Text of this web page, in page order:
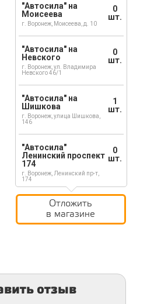
"Автосила" на
Моисеева
г. Воронеж, Моисеева, д. 10
0
шт.
"Автосила" на
Невского
г. Воронеж, ул. Владимира
Невского 46/1
0
шт.
"Автосила" на
Шишкова
г. Воронеж, улица Шишкова,
146
1
шт.
"Автосила"
Ленинский проспект
174
г. Воронеж, Ленинский пр-т,
174
0
шт.
Отложить
в магазине
отзыв